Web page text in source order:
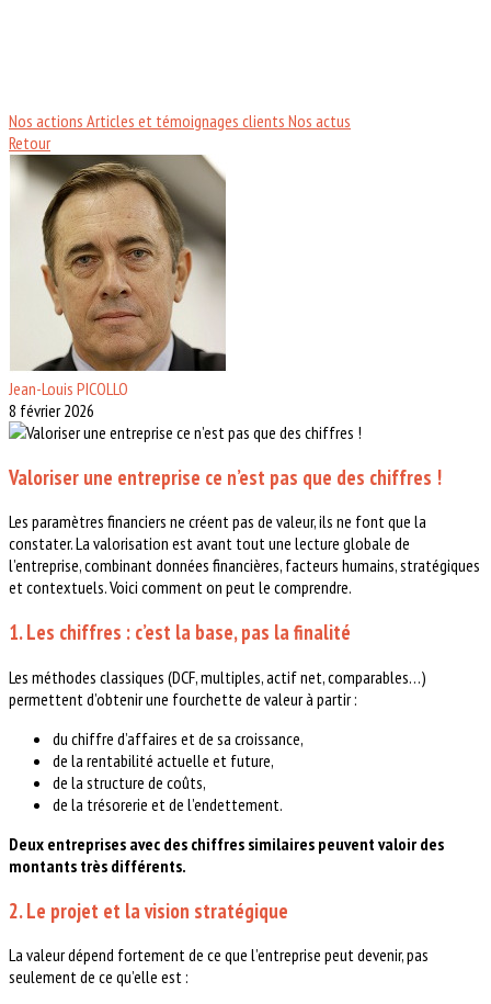
Nos actions Articles et témoignages clients Nos actus
Retour
Jean-Louis PICOLLO
8 février 2026
Valoriser une entreprise ce n’est pas que des chiffres !
Les paramètres financiers ne créent pas de valeur, ils ne font que la
constater. La valorisation est avant tout une lecture globale de
l’entreprise, combinant données financières, facteurs humains, stratégiques
et contextuels. Voici comment on peut le comprendre.
1. Les chiffres : c’est la base, pas la finalité
Les méthodes classiques (DCF, multiples, actif net, comparables…)
permettent d’obtenir une fourchette de valeur à partir :
du chiffre d’affaires et de sa croissance,
de la rentabilité actuelle et future,
de la structure de coûts,
de la trésorerie et de l’endettement.
Deux entreprises avec des chiffres similaires peuvent valoir des
montants très différents.
2. Le projet et la vision stratégique
La valeur dépend fortement de ce que l’entreprise peut devenir, pas
seulement de ce qu’elle est :